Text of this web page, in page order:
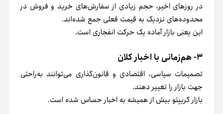
در روزهای اخیر، حجم زیادی از سفارش‌های خرید و فروش در
محدوده‌های نزدیک به قیمت فعلی جمع شده‌اند.
این یعنی بازار آماده یک حرکت انفجاری است.
۳- هم‌زمانی با اخبار کلان
تصمیمات سیاسی، اقتصادی و قانون‌گذاری می‌توانند به‌راحتی
جهت بازار را تغییر دهند.
بازار کریپتو بیش از همیشه به اخبار حساس شده است.